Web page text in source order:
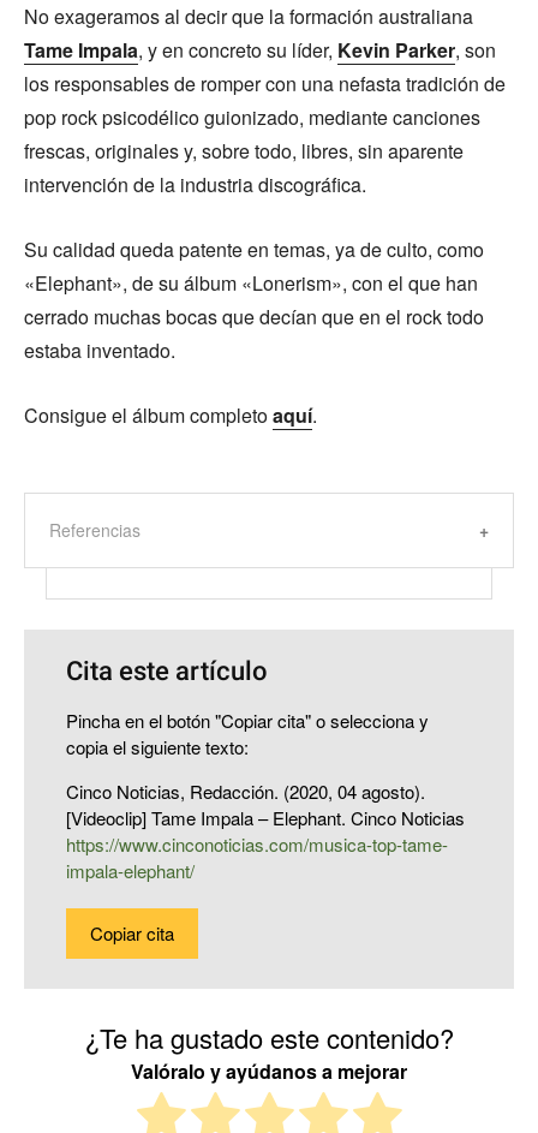
No exageramos al decir que la formación australiana
Tame Impala, y en concreto su líder, Kevin Parker, son
los responsables de romper con una nefasta tradición de
pop rock psicodélico guionizado, mediante canciones
frescas, originales y, sobre todo, libres, sin aparente
intervención de la industria discográfica.
Su calidad queda patente en temas, ya de culto, como
«Elephant», de su álbum «Lonerism», con el que han
cerrado muchas bocas que decían que en el rock todo
estaba inventado.
Consigue el álbum completoaquí.
Referencias
Cita este artículo
Pincha en el botón "Copiar cita" o selecciona y
copia el siguiente texto:
Cinco Noticias, Redacción. (2020, 04 agosto).
[Videoclip] Tame Impala – Elephant. Cinco Noticias
https://www.cinconoticias.com/musica-top-tame-
impala-elephant/
Copiar cita
¿Te ha gustado este contenido?
Valóralo y ayúdanos a mejorar